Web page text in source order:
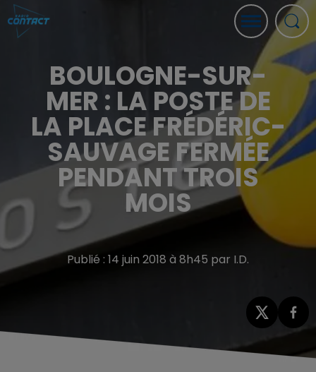
BOULOGNE-SUR-
MER : LA POSTE DE
LA PLACE FRÉDÉRIC-
SAUVAGE FERMÉE
PENDANT TROIS
MOIS
Publié : 14 juin 2018 à 8h45 par I.D.